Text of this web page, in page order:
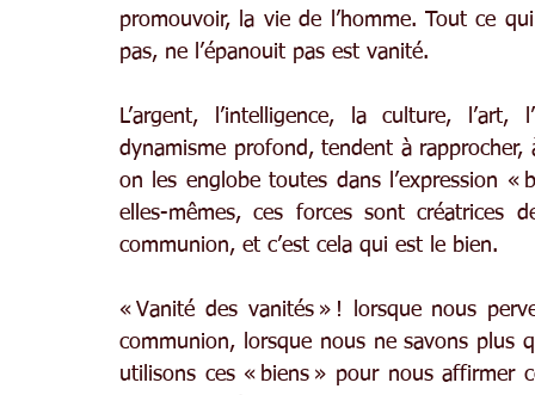
promouvoir, la vie de l’homme. Tout ce
pas, ne l’épanouit pas est vanité.
L’argent, l’intelligence, la culture,
dynamisme profond, tendent à
on les englobe toutes dans l’expression «
elles-mêmes, ces forces sont créatrices
communion, et c’est cela qui est le bien.
« Vanité des vanités » ! lorsque nous
communion, lorsque nous ne savons plus
utilisons ces « biens » pour nous affirmer